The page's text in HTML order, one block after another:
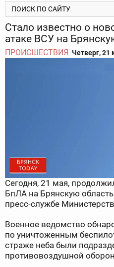
Стало известно о
атаке ВСУ на
ПРОИСШЕСТВИЯ Четверг, 21
Сегодня, 21 мая,
БпЛА на Брянскую
пресс-службе
Военное ведомство
по уничтоженным
страже неба были
противовоздушной